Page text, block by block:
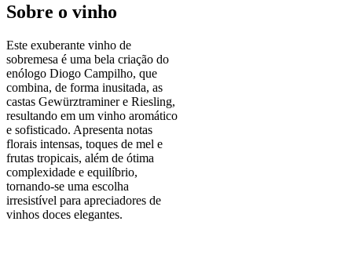
Sobre o vinho
Este exuberante vinho de
sobremesa é uma bela criação do
enólogo Diogo Campilho, que
combina, de forma inusitada, as
castas Gewürztraminer e Riesling,
resultando em um vinho aromático
e sofisticado. Apresenta notas
florais intensas, toques de mel e
frutas tropicais, além de ótima
complexidade e equilíbrio,
tornando-se uma escolha
irresistível para apreciadores de
vinhos doces elegantes.